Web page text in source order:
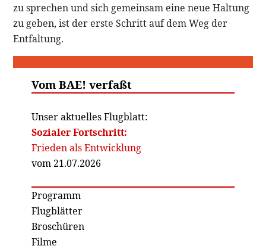
zu sprechen und sich gemeinsam eine neue Haltung
zu geben, ist der erste Schritt auf dem Weg der
Entfaltung.
Vom BAE! verfaßt
Unser aktuelles Flugblatt:
Sozialer Fortschritt:
Frieden als Entwicklung
vom 21.07.2026
Programm
Flugblätter
Broschüren
Filme